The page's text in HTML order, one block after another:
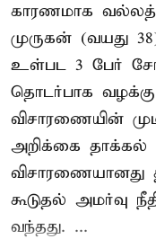
காரணமாக
முருகன் (வயது
உள்பட 3 பேர்
தொடர்பாக
விசாரணையின்
அறிக்கை தாக்கல்
விசாரணையானது
கூடுதல் அமர்வு
வந்தது. ...